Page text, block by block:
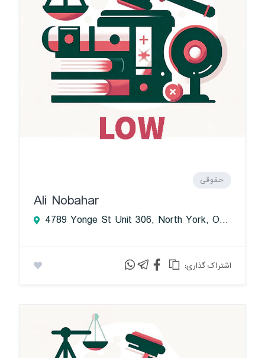
حقوقی
Ali Nobahar
4789 Yonge St Unit 306, North York, ON M2N 0G3, Canada
:اشتراک گذاری